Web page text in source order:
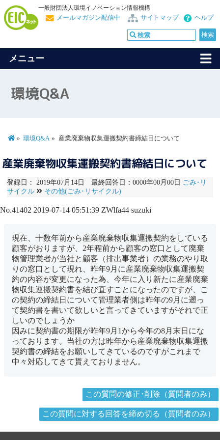
一般財団法人環境イノベーション情報機構
ヘルプ
サイトマップ
メールマガジン配信中
メニュー
環境Q&A
環境Q&A 産業廃棄物収集運搬契約書締結日について
産業廃棄物収集運搬契約書締結日について
登録日： 2019年07月14日 最終回答日：0000年00月00日 ごみ･リ
サイクル
その他(ごみ･リサイクル)
No.41402 2019-07-14 05:51:39 ZWlfa44 suzuki
現在、十数年前から産業廃棄物収集運搬契約をしている
顧客がおりますが、2年程前から顧客の窓口として廃棄
物管理業者が当社と顧客（排出事業者）の業務のやり取
りの窓口として現れ、昨年9月に産業廃棄物収集運搬契
約の内容が変更になった為、今年に入り新たに産業廃棄
物収集運搬契約書を結び直すことになったのですが、こ
の契約の締結日について管理業者側は昨年の9月に遡っ
て契約書を書いて欲しいと言ってきていますがそれで正
しいのでしょうか
因みに契約書の期限が昨年9月1から今年の8月末日にな
っております。当社の方は昨年から産業廃棄物収集運搬
契約書の締結をお願いしてきているのですがこれまで
中々対応してきて貰えておりません。
この質問の修正･削除（質問者のみ）
この質問に対する回答を締め切る（質問者のみ）